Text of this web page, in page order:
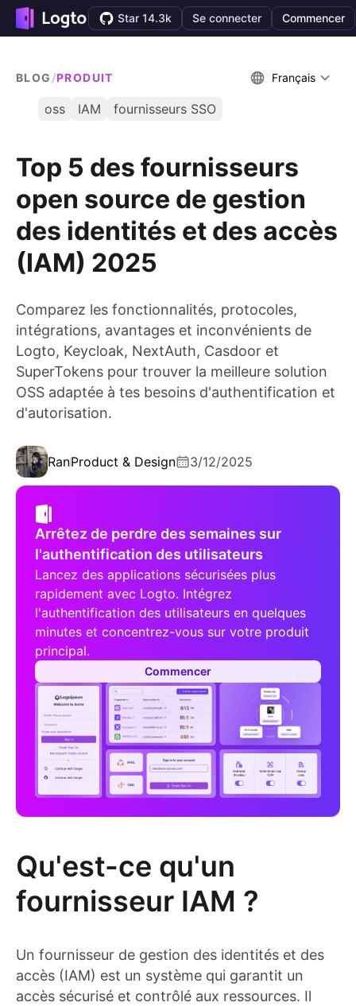
Star 14.3k Se connecter Commencer
BLOG /PRODUIT Français
oss IAM fournisseurs SSO
Top 5 des fournisseurs
open source de gestion
des identités et des accès
(IAM) 2025
Comparez les fonctionnalités, protocoles,
intégrations, avantages et inconvénients de
Logto, Keycloak, NextAuth, Casdoor et
SuperTokens pour trouver la meilleure solution
OSS adaptée à tes besoins d'authentification et
d'autorisation.
RanProduct & Design 3/12/2025
Arrêtez de perdre des semaines sur
l'authentification des utilisateurs
Lancez des applications sécurisées plus
rapidement avec Logto. Intégrez
l'authentification des utilisateurs en quelques
minutes et concentrez-vous sur votre produit
principal.
Commencer
Qu'est-ce qu'un
fournisseur IAM ?
Un fournisseur de gestion des identités et des
accès (IAM) est un système qui garantit un
accès sécurisé et contrôlé aux ressources. Il